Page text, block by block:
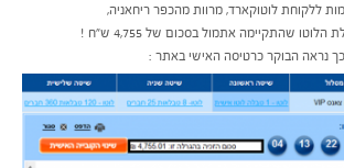
ללקוחת לוטוקארד, מרוות מהכפר ריחאניה,
שהתקיימה אתמול בסכום של 4,755 ש”ח !
כך נראה הבוקר כרטיסה האישי באתר :